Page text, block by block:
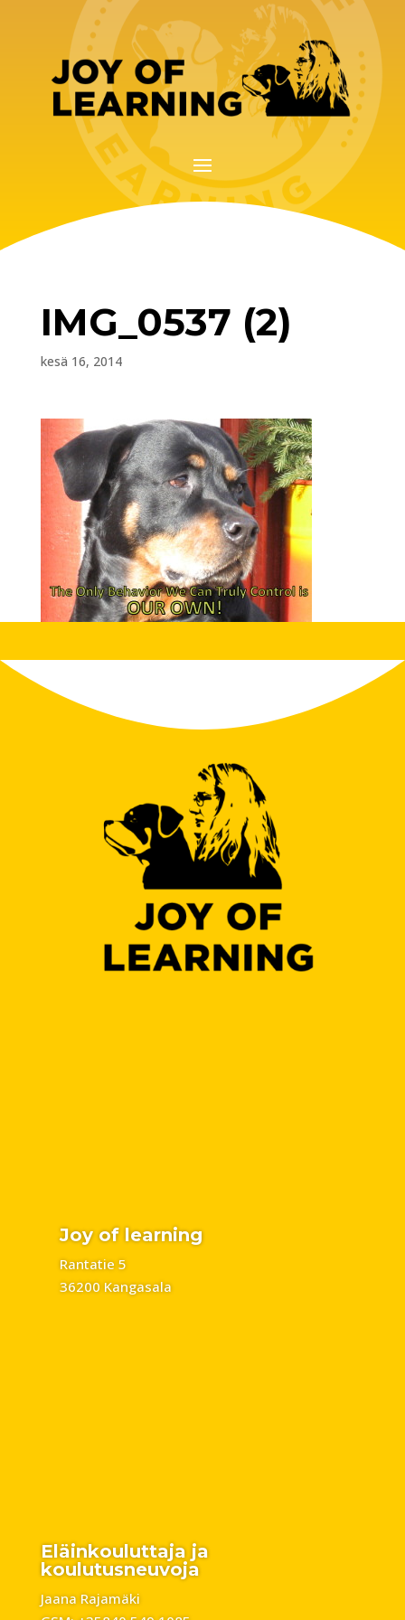
IMG_0537 (2)
kesä 16, 2014
Joy of learning
Rantatie 5
36200 Kangasala
Eläinkouluttaja ja
koulutusneuvoja
Jaana Rajamäki